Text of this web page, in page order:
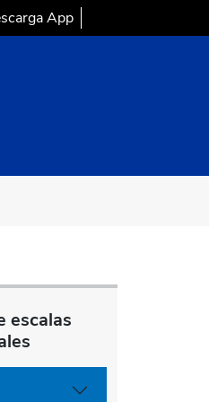
App
escalas